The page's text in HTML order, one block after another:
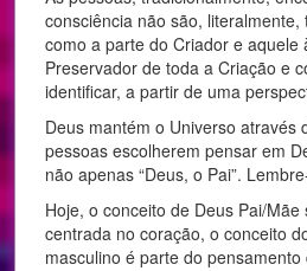
consciência não são,
como a parte do Criador e
Preservador de toda a Criação e
identificar, a partir de uma
Deus mantém o Universo
pessoas escolherem pensar em
não apenas “Deus, o Pai”.
Hoje, o conceito de Deus Pai/
centrada no coração, o conceito
masculino é parte do